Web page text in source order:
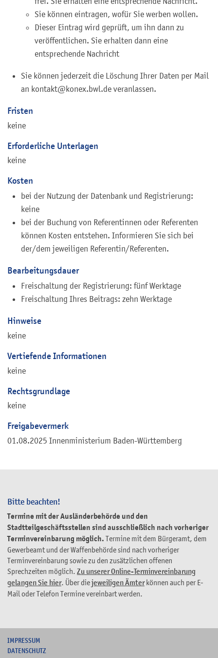
Bitte beachten!
Termine mit der Ausländerbehörde und den
Stadtteilgeschäftsstellen sind ausschließlich nach vorheriger
Terminvereinbarung möglich. Termine mit dem Bürgeramt, dem
Gewerbeamt und der Waffenbehörde sind nach vorheriger
Terminvereinbarung sowie zu den zusätzlichen offenen
Sprechzeiten möglich. Zu unserer Online-Terminvereinbarung
gelangen Sie hier. Über diejeweiligen Ämterkönnen auch per E-
Mail oder Telefon Termine vereinbart werden.
Sie können eintragen, wofür Sie werben wollen.
Dieser Eintrag wird geprüft, um ihn dann zu
veröffentlichen. Sie erhalten dann eine
entsprechende Nachricht
Sie können jederzeit die Löschung Ihrer Daten per Mail
an kontakt@konex.bwl.de veranlassen.
Fristen
keine
Erforderliche Unterlagen
keine
Kosten
bei der Nutzung der Datenbank und Registrierung:
keine
bei der Buchung von Referentinnen oder Referenten
können Kosten entstehen. Informieren Sie sich bei
der/dem jeweiligen Referentin/Referenten.
Bearbeitungsdauer
Freischaltung der Registrierung: fünf Werktage
Freischaltung Ihres Beitrags: zehn Werktage
Hinweise
keine
Vertiefende Informationen
keine
Rechtsgrundlage
keine
Freigabevermerk
01.08.2025 Innenministerium Baden-Württemberg
IMPRESSUM
DATENSCHUTZ